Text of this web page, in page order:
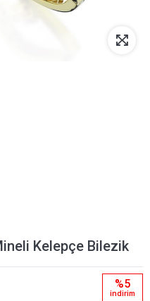
Kelepçe Bilezik
%5
i̇ndi̇ri̇m